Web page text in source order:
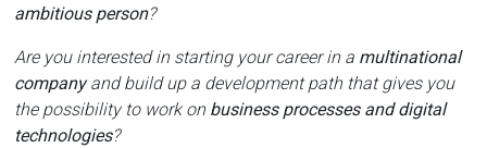
ambitious person?
Are you interested in starting your career in a multinational
companyand build up a development path that gives you
the possibility to work on business processes and digital
technologies?